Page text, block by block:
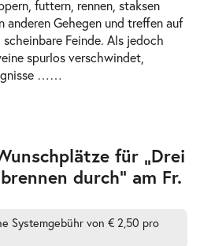
brennen durch
Tickets
futtern, rennen, staksen
Gehegen und treffen auf
Feinde. Als jedoch
spurlos verschwindet,
……
für „Drei
durch” am Fr.
Systemgebühr von € 2,50 pro